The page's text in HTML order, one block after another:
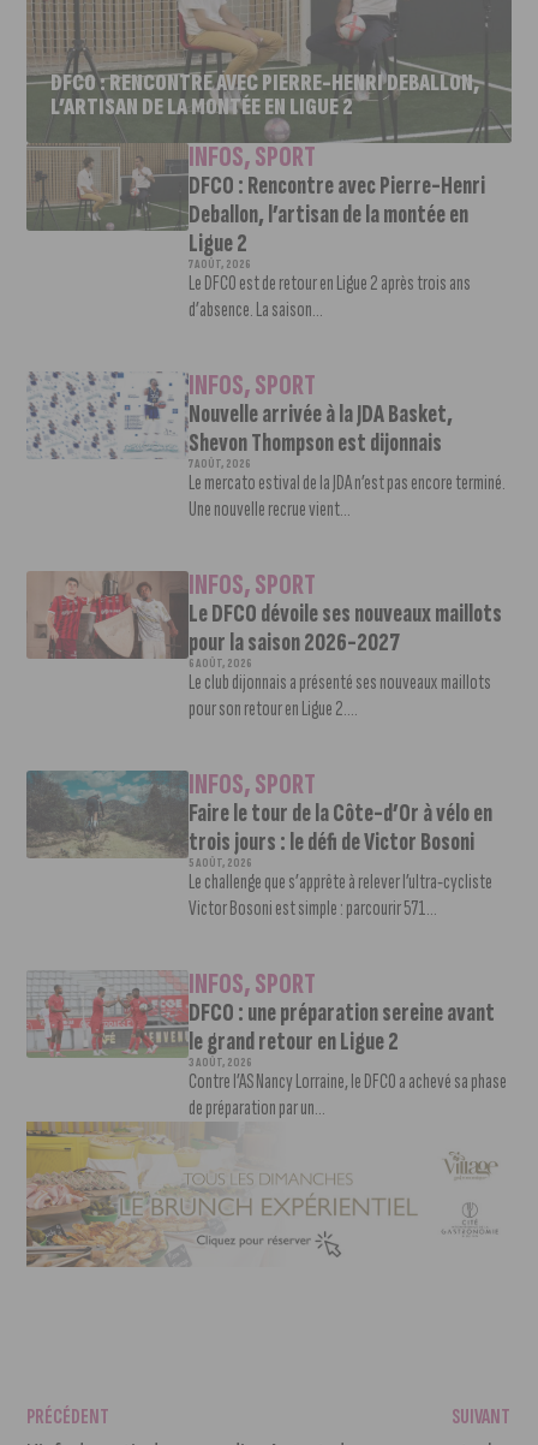
DFCO : RENCONTRE AVEC PIERRE-HENRI DEBALLON,
L’ARTISAN DE LA MONTÉE EN LIGUE 2
INFOS,SPORT
DFCO : Rencontre avec Pierre-Henri
Deballon, l’artisan de la montée en
Ligue 2
7 AOÛT, 2026
Le DFCO est de retour en Ligue 2 après trois ans
d’absence. La saison...
INFOS,SPORT
Nouvelle arrivée à la JDA Basket,
Shevon Thompson est dijonnais
7 AOÛT, 2026
Le mercato estival de la JDA n’est pas encore terminé.
Une nouvelle recrue vient...
INFOS,SPORT
Le DFCO dévoile ses nouveaux maillots
pour la saison 2026-2027
6 AOÛT, 2026
Le club dijonnais a présenté ses nouveaux maillots
pour son retour en Ligue 2....
INFOS,SPORT
Faire le tour de la Côte-d’Or à vélo en
trois jours : le défi de Victor Bosoni
5 AOÛT, 2026
Le challenge que s’apprête à relever l’ultra-cycliste
Victor Bosoni est simple : parcourir 571...
INFOS,SPORT
DFCO : une préparation sereine avant
le grand retour en Ligue 2
3 AOÛT, 2026
Contre l’AS Nancy Lorraine, le DFCO a achevé sa phase
de préparation par un...
PRÉCÉDENT SUIVANT